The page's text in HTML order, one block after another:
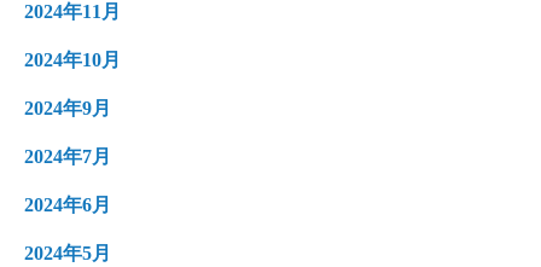
2024年11月
2024年10月
2024年9月
2024年7月
2024年6月
2024年5月